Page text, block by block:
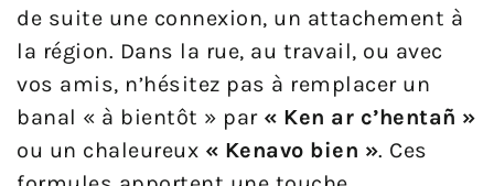
de suite une connexion, un attachement à
la région. Dans la rue, au travail, ou avec
vos amis, n’hésitez pas à remplacer un
banal « à bientôt » par « Ken ar c’hentañ »
ou un chaleureux « Kenavo bien ». Ces